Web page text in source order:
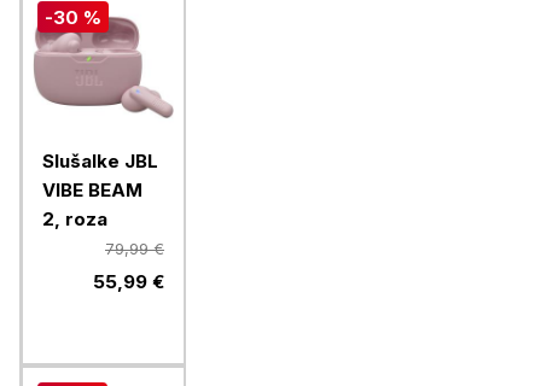
-30 %
Slušalke JBL
VIBE BEAM
2, roza
79,99 €
55,99 €